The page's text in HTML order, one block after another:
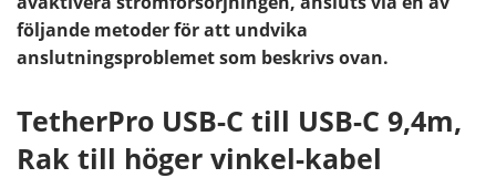
följande metoder för att undvika
anslutningsproblemet som beskrivs ovan.
TetherPro USB-C till USB-C 9,4m,
Rak till höger vinkel-kabel